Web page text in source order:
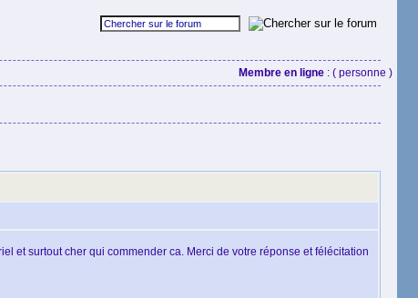
Membre en ligne : ( personne )
et surtout cher qui commender ca. Merci de votre réponse et félécitation